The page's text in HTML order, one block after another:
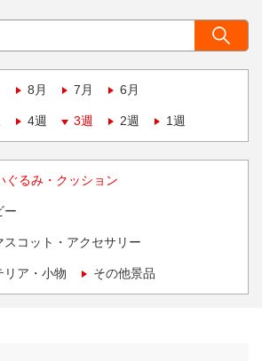
8月 7月 6月
4週 3週 2週 1週
ぐるみ・クッション
ー
スコット・アクセサリー
リア・小物 その他景品